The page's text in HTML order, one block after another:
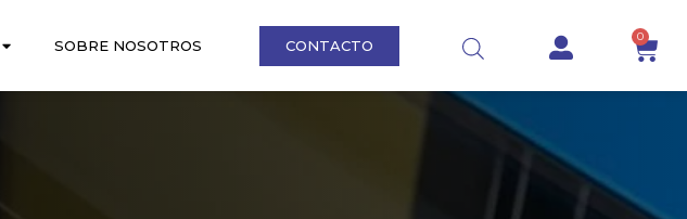
SOBRE NOSOTROS CONTACTO 0